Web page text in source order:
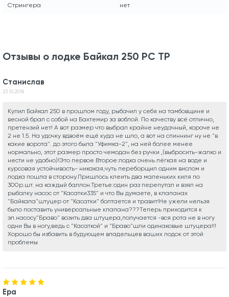
Стрингера нет
Отзывы о лодке Байкал 250 РС ТР
Станислав
23.10.2018
Купил Байкал 250 в прошлом году, рыбачил у себя на тамбовщине и
весной брал с собой на Бахтемир за воблой. По качеству всё отлично,
претензий нет! А вот размер что выбрал крайне неудачный, короче не
2 не 1.5. На удочку вдвоём ещё куда не шло, а вот на спиннинг ну не "в
какие ворота". до этого была "Уфимка-2", на ней более менее
нормально, этот размер просто чемодан без ручки ,(выбросить-жалко и
нести не удобно)!Это первое.Второе:лодка очень лёгкая на воде и
курсовая устойчивость- никакая,чуть переборщил одним вислом и
лодка пошла в сторону.Пришлось клеить два маленьких киля по
300р.шт. на каждый баллон.Третье:один раз перепутал и взял на
рыбалку насос от "Касатки335" и что Вы думаете, в клапанах
"Байкала"штуцер от "Касатки" болтается и травит!Не ужели нельзя
было поставить универсальные клапана???Теперь приходится к
эл.насосу"Браво" возить два штуцера,получается -вся рота не в ногу
одни Вы в ногу,ведь с "Касаткой" и "Браво"шли одинаковые штуцера!!!
Хорошо бы избавить в будующем владельцев ваших лодок от этой
проблемы
Ера